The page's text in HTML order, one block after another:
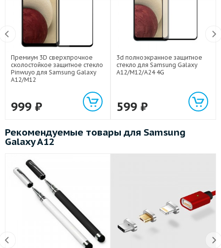
Премиум 3D сверхпрочное
сколостойкое защитное стекло
Pinwuyo для Samsung Galaxy
A12/M12
999 ₽
3d полноэкранное защитное
стекло для Samsung Galaxy
A12/M12/A24 4G
599 ₽
Рекомендуемые товары для Samsung
Galaxy A12